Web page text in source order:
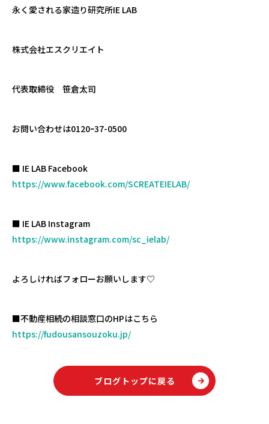
永く愛される家造り研究所IE LAB
株式会社エスクリエイト
代表取締役 笹倉太司
お問い合わせは0120ｰ37-0500
■ IE LAB Facebook
https://www.facebook.com/SCREATEIELAB/
■ IE LAB Instagram
https://www.instagram.com/sc_ielab/
よろしければフォローお願いします♡
■不動産相続の相談窓口のHPはこちら
https://fudousansouzoku.jp/
ブログトップに戻る